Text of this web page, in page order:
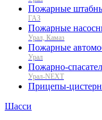
Пожарные
ГАЗ
Пожарные
Урал, Камаз
Пожарные
Урал
Пожарно-
Урал-NEXT
Прицепы-
Шасси